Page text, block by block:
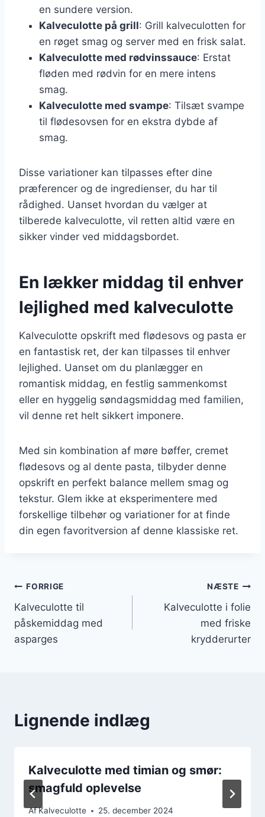
en sundere version.
Kalveculotte på grill: Grill kalveculotten for
en røget smag og server med en frisk salat.
Kalveculotte med rødvinssauce: Erstat
fløden med rødvin for en mere intens
smag.
Kalveculotte med svampe: Tilsæt svampe
til flødesovsen for en ekstra dybde af
smag.
Disse variationer kan tilpasses efter dine
præferencer og de ingredienser, du har til
rådighed. Uanset hvordan du vælger at
tilberede kalveculotte, vil retten altid være en
sikker vinder ved middagsbordet.
En lækker middag til enhver
lejlighed med kalveculotte
Kalveculotte opskrift med flødesovs og pasta er
en fantastisk ret, der kan tilpasses til enhver
lejlighed. Uanset om du planlægger en
romantisk middag, en festlig sammenkomst
eller en hyggelig søndagsmiddag med familien,
vil denne ret helt sikkert imponere.
Med sin kombination af møre bøffer, cremet
flødesovs og al dente pasta, tilbyder denne
opskrift en perfekt balance mellem smag og
tekstur. Glem ikke at eksperimentere med
forskellige tilbehør og variationer for at finde
din egen favoritversion af denne klassiske ret.
Indlægsnavigation
FORRIGE
Kalveculotte til
påskemiddag med
asparges
NÆSTE
Kalveculotte i folie
med friske
krydderurter
Lignende indlæg
Kalveculotte med timian og smør:
smagfuld oplevelse
AfKalveculotte 25. december 2024